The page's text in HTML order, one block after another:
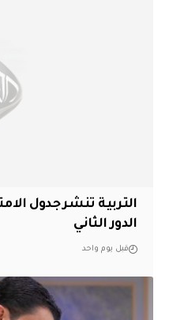
التربية تنشر جدول
الدور الثاني
قبل يوم واحد